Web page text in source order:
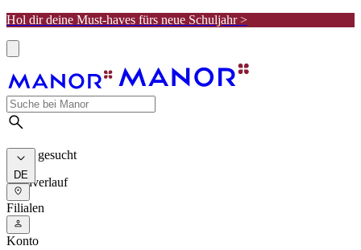
Hol dir deine Must-haves fürs neue Schuljahr >
Meist gesucht
Suchverlauf
DE
Filialen
Konto